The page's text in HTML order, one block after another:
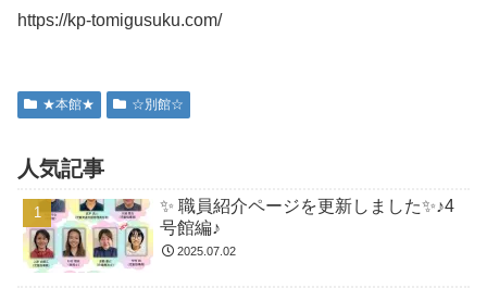
https://kp-tomigusuku.com/
★本館★ ☆別館☆
人気記事
✨ 職員紹介ページを更新しました✨♪4
号館編♪
2025.07.02